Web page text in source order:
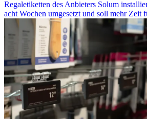
Regaletiketten des Anbieters Solum
acht Wochen umgesetzt und soll mehr Zeit